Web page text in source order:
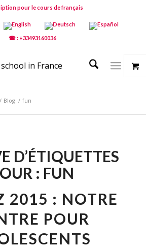
pour le cours de français
☎ : +33493160036
/ Blog / fun
D’ÉTIQUETTES
: FUN
2015 : NOTRE
POUR